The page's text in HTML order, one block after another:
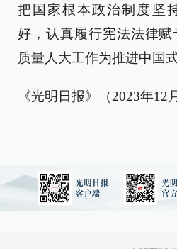
把国家根本政治制度坚
好，认真履行宪法法律
质量人大工作为推进中国
《光明日报》（2023年12